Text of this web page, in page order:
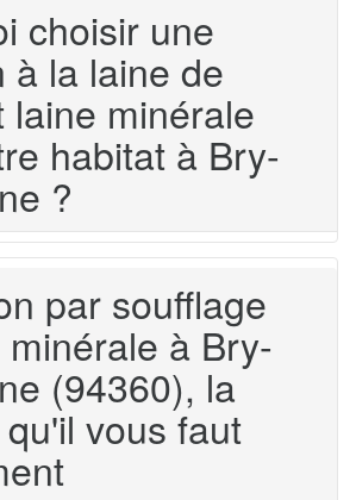
choisir une
à la laine de
laine minérale
habitat à Bry-
?
par soufflage
à Bry-
(94360), la
vous faut